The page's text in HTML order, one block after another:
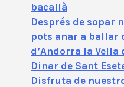
bacallà
Després de sopar
pots anar a ballar
d’Andorra la Vella
Dinar de Sant
Disfruta de